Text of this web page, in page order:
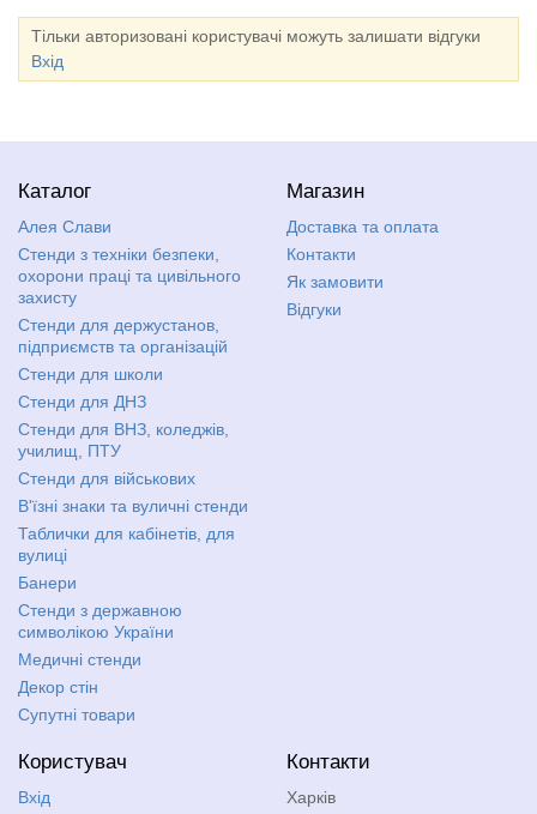
Тільки авторизовані користувачі можуть залишати відгуки
Вхід
Каталог
Алея Слави
Стенди з техніки безпеки,
охорони праці та цивільного
захисту
Стенди для держустанов,
підприємств та організацій
Стенди для школи
Стенди для ДНЗ
Стенди для ВНЗ, коледжів,
училищ, ПТУ
Стенди для військових
В'їзні знаки та вуличні стенди
Таблички для кабінетів, для
вулиці
Банери
Стенди з державною
символікою України
Медичні стенди
Декор стін
Супутні товари
Магазин
Доставка та оплата
Контакти
Як замовити
Відгуки
Користувач
Вхід
Контакти
Харків